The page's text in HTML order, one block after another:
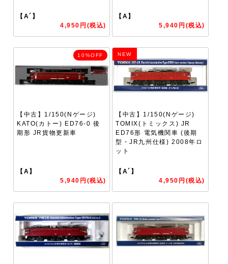
【A´】
4,950円(税込)
【A】
5,940円(税込)
10%OFF
【中古】1/150(Nゲージ)
KATO(カトー) ED76-0 後
期形 JR貨物更新車
【A】
5,940円(税込)
NEW
【中古】1/150(Nゲージ)
TOMIX(トミックス) JR
ED76形 電気機関車 (後期
型・JR九州仕様) 2008年ロ
ット
【A´】
4,950円(税込)